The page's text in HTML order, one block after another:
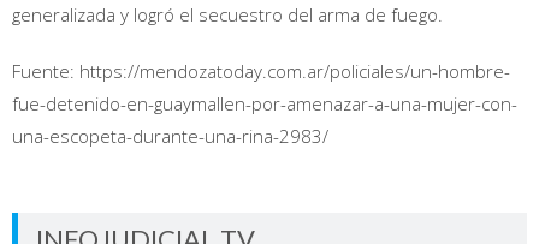
generalizada y logró el secuestro del arma de fuego.
Fuente: https://mendozatoday.com.ar/policiales/un-hombre-
fue-detenido-en-guaymallen-por-amenazar-a-una-mujer-con-
una-escopeta-durante-una-rina-2983/